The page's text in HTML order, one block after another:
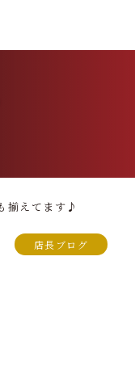
揃えてます♪
店長ブログ